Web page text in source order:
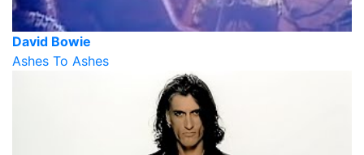
David Bowie
Ashes To Ashes